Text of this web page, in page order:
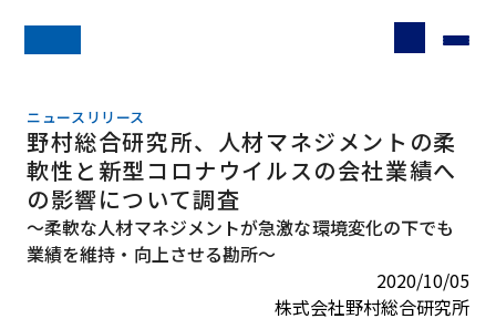
ニュースリリース
野村総合研究所、人材マネジメントの柔
軟性と新型コロナウイルスの会社業績へ
の影響について調査
～柔軟な人材マネジメントが急激な環境変化の下でも
業績を維持・向上させる勘所～
2020/10/05
株式会社野村総合研究所